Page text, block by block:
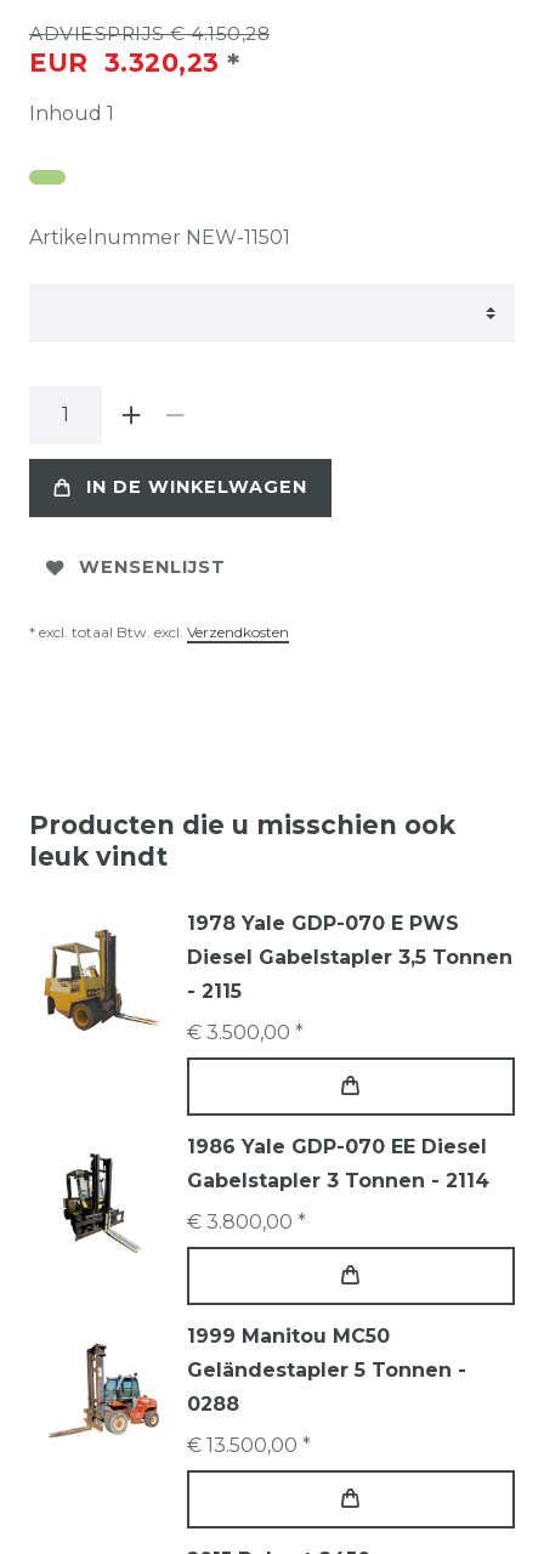
ADVIESPRIJS € 4.150,28
EUR 3.320,23 *
Inhoud 1
Artikelnummer NEW-11501
IN DE WINKELWAGEN
WENSENLIJST
* excl. totaal Btw. excl. Verzendkosten
Producten die u misschien ook
leuk vindt
1978 Yale GDP-070 E PWS
Diesel Gabelstapler 3,5 Tonnen
- 2115
€ 3.500,00 *
1986 Yale GDP-070 EE Diesel
Gabelstapler 3 Tonnen - 2114
€ 3.800,00 *
1999 Manitou MC50
Geländestapler 5 Tonnen -
0288
€ 13.500,00 *